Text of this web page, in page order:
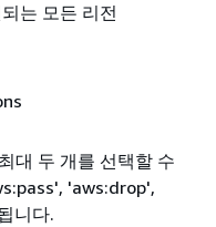
는 모든 리전
대 두 개를 선택할 수
'aws:drop',
니다.